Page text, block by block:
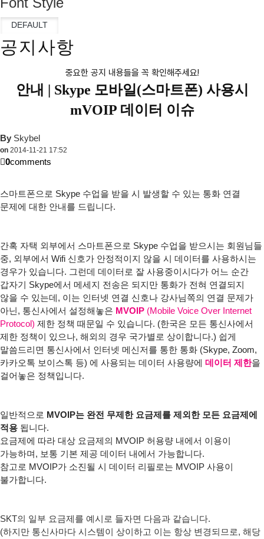
공지사항
중요한 공지 내용들을 꼭 확인해주세요!
안내 | Skype 모바일(스마트폰) 사용시
mVOIP 데이터 이슈
By Skybel
on 2014-11-21 17:52
0comments
스마트폰으로 Skype 수업을 받을 시 발생할 수 있는 통화 연결
문제에 대한 안내를 드립니다.
간혹 자택 외부에서 스마트폰으로 Skype 수업을 받으시는 회원님들
중, 외부에서 Wifi 신호가 안정적이지 않을 시 데이터를 사용하시는
경우가 있습니다. 그런데 데이터로 잘 사용중이시다가 어느 순간
갑자기 Skype에서 메세지 전송은 되지만 통화가 전혀 연결되지
않을 수 있는데, 이는 인터넷 연결 신호나 강사님쪽의 연결 문제가
아닌, 통신사에서 설정해놓은 MVOIP (Mobile Voice Over Internet
Protocol) 제한 정책 때문일 수 있습니다. (한국은 모든 통신사에서
제한 정책이 있으나, 해외의 경우 국가별로 상이합니다.) 쉽게
말씀드리면 통신사에서 인터넷 메신저를 통한 통화 (Skype, Zoom,
카카오톡 보이스톡 등) 에 사용되는 데이터 사용량에 데이터 제한을
걸어놓은 정책입니다.
일반적으로 MVOIP는 완전 무제한 요금제를 제외한 모든 요금제에
적용 됩니다.
요금제에 따라 대상 요금제의 MVOIP 허용량 내에서 이용이
가능하며, 보통 기본 제공 데이터 내에서 가능합니다.
참고로 MVOIP가 소진될 시 데이터 리필로는 MVOIP 사용이
불가합니다.
SKT의 일부 요금제를 예시로 들자면 다음과 같습니다.
(하지만 통신사마다 시스템이 상이하고 이는 항상 변경되므로, 해당